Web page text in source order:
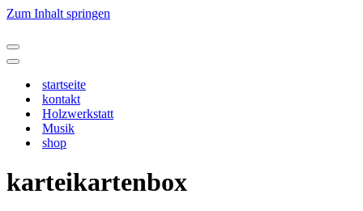
Zum Inhalt springen
Navigationsmenü
Navigationsmenü
startseite
kontakt
Holzwerkstatt
Musik
shop
karteikartenbox